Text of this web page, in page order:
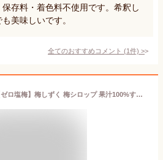
存料・着色料不使用です。希釈し
美味しいです。
全てのおすすめコメント (1件) >
【管理栄養士監修】【ゼロ塩梅】梅しずく 梅シロップ 果汁100%すっきり味 果汁100% 国産 無添加 梅ジュース ノンアルコール梅酒にも